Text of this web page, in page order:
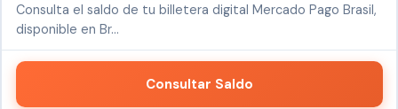
Consulta el saldo de tu billetera digital Mercado Pago Brasil,
disponible en Br…
Consultar Saldo